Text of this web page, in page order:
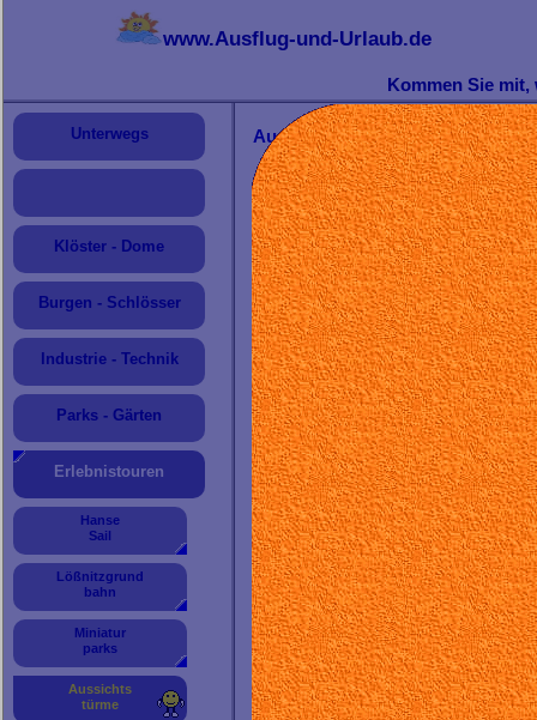
www.Ausflug-und-Urlaub.de
Kommen Sie
Unterwegs
Klöster - Dome
Burgen - Schlösser
Industrie - Technik
Parks - Gärten
Erlebnistouren
Hanse
Sail
Lößnitzgrund
bahn
Miniatur
parks
Aussichts
türme
Aussichtstürme
Ein
Als
für
Wir
Jeder Turm ist schön und
Sehr beeindruckend waren für
Sie stellen eine besondere
Bismarckverehrung waren.
Der Erwerb desTurmdiploms
hat vor allem viel Spaß gemacht.
Allerdings haben wir die vier
Dashöchste Holzkonstrukt
eingeweiht.
Die 187 Treppenstufen bis zur
Sehr interessant waren die
Von der Plattform des
Cottbus Nord.
Das Areal wird renaturiert und
geflutet.
Ein besondersimposantes
umbenannt wurde.